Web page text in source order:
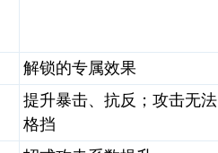
解锁的专属效果
提升暴击、抗反；攻击无法
格挡